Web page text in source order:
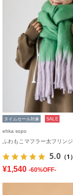
タイムセール対象 SALE
ehka sopo
5.0 （1）
¥1,540 -60%OFF-